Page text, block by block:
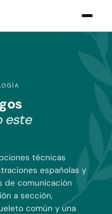
este
técnicas
españolas y
de comunicación
a sección,
común y una